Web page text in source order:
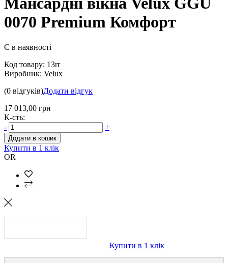
0070 Premium Комфорт
Є в наявності
Код товару: 13rr
Виробник: Velux
(0 відгуків)Додати відгук
17 013,00 грн
К-сть:
-
+
Додати в кошик
Купити в 1 клік
OR
Купити в 1 клік